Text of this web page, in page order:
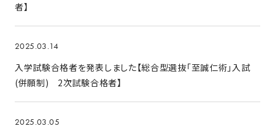
者】
2025.03.14
入学試験合格者を発表しました【総合型選抜「至誠仁術」入試
(併願制) 2次試験合格者】
2025.03.05